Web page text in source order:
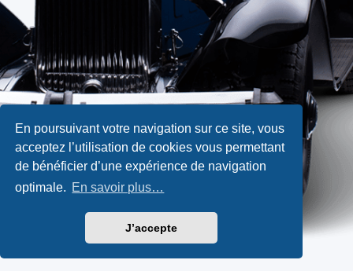
En poursuivant votre navigation sur ce site, vous
acceptez l’utilisation de cookies vous permettant
de bénéficier d’une expérience de navigation
optimale. En savoir plus…
J’accepte